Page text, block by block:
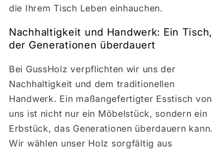
die Ihrem Tisch Leben einhauchen.
Nachhaltigkeit und Handwerk: Ein Tisch,
der Generationen überdauert
Bei GussHolz verpflichten wir uns der
Nachhaltigkeit und dem traditionellen
Handwerk. Ein maßangefertigter Esstisch von
uns ist nicht nur ein Möbelstück, sondern ein
Erbstück, das Generationen überdauern kann.
Wir wählen unser Holz sorgfältig aus